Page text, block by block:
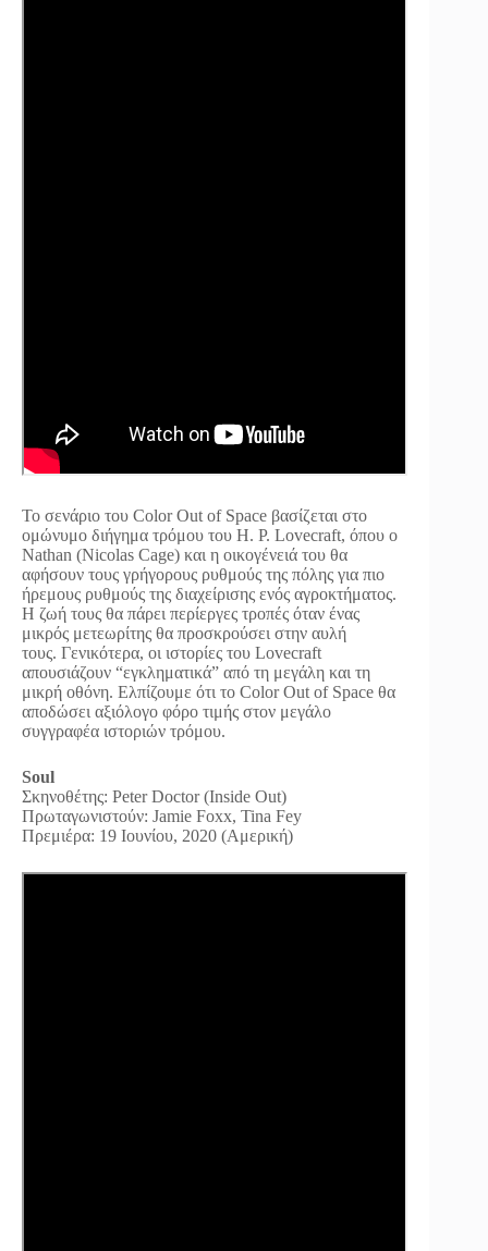
Το σενάριο του Color Out of Space βασίζεται στο
ομώνυμο διήγημα τρόμου του H. P. Lovecraft, όπου ο
Nathan (Nicolas Cage) και η οικογένειά του θα
αφήσουν τους γρήγορους ρυθμούς της πόλης για πιο
ήρεμους ρυθμούς της διαχείρισης ενός αγροκτήματος.
Η ζωή τους θα πάρει περίεργες τροπές όταν ένας
μικρός μετεωρίτης θα προσκρούσει στην αυλή
τους. Γενικότερα, οι ιστορίες του Lovecraft
απουσιάζουν “εγκληματικά” από τη μεγάλη και τη
μικρή οθόνη. Ελπίζουμε ότι το Color Out of Space θα
αποδώσει αξιόλογο φόρο τιμής στον μεγάλο
συγγραφέα ιστοριών τρόμου.
Soul
Σκηνοθέτης: Peter Doctor (Inside Out)
Πρωταγωνιστούν: Jamie Foxx, Tina Fey
Πρεμιέρα: 19 Ιουνίου, 2020 (Αμερική)